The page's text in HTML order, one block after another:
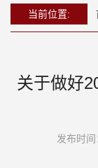
当前位置:
关于做好
发布时